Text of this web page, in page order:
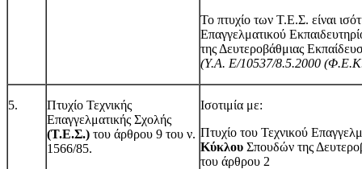
Το πτυχίο των Τ.Ε.Σ. είναι
Επαγγελματικού
της Δευτεροβάθμιας
(Υ.Α. Ε/10537/8.5.2000
5.
Πτυχίο Τεχνικής
Επαγγελματικής Σχολής
(Τ.Ε.Σ.) του άρθρου 9 του ν.
1566/85.
Ισοτιμία με:
Πτυχίο του Τεχνικού
Κύκλου Σπουδών της
του άρθρου 2